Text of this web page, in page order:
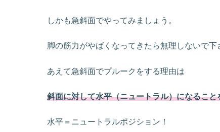
しかも急斜面でやってみましょう。
脚の筋力がやばくなってきたら無理しないで下
あえて急斜面でプルークをする理由は
斜面に対して水平（ニュートラル）になるこ
水平＝ニュートラルポジション！